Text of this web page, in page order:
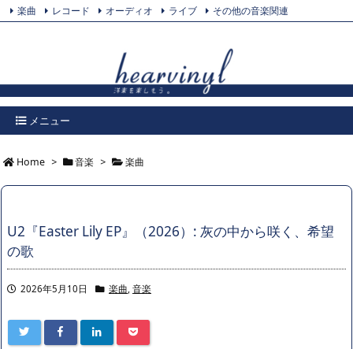
メニュー
楽曲 レコード オーディオ ライブ
その他の音楽関連
Home > 音楽 > 楽曲
U2『Easter Lily EP』（2026）: 灰の中から咲く、希望
の歌
2026年5月10日 楽曲, 音楽